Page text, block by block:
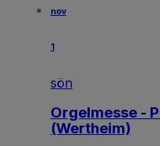
nov
1
sön
Orgelmesse -
(Wertheim)